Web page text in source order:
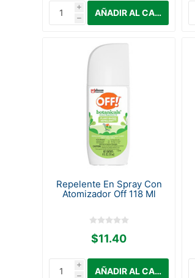
i
h
Repelente En Spray Con
Atomizador Off 118 Ml
$11.40
i
h